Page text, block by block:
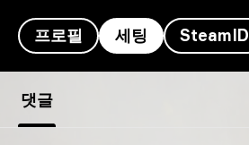
프로필 세팅 SteamID
댓글